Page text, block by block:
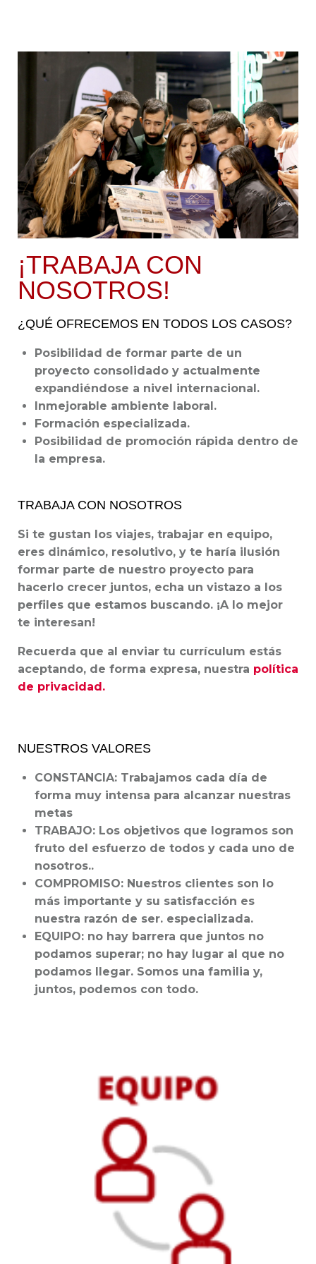
Trabaja con nosotros
¡TRABAJA CON
NOSOTROS!
¿QUÉ OFRECEMOS EN TODOS LOS CASOS?
Posibilidad de formar parte de un
proyecto consolidado y actualmente
expandiéndose a nivel internacional.
Inmejorable ambiente laboral.
Formación especializada.
Posibilidad de promoción rápida dentro de
la empresa.
TRABAJA CON NOSOTROS
Si te gustan los viajes, trabajar en equipo,
eres dinámico, resolutivo, y te haría ilusión
formar parte de nuestro proyecto para
hacerlo crecer juntos, echa un vistazo a los
perfiles que estamos buscando. ¡A lo mejor
te interesan!
Recuerda que al enviar tu currículum estás
aceptando, de forma expresa, nuestra política
de privacidad.
NUESTROS VALORES
CONSTANCIA: Trabajamos cada día de
forma muy intensa para alcanzar nuestras
metas
TRABAJO: Los objetivos que logramos son
fruto del esfuerzo de todos y cada uno de
nosotros..
COMPROMISO: Nuestros clientes son lo
más importante y su satisfacción es
nuestra razón de ser. especializada.
EQUIPO: no hay barrera que juntos no
podamos superar; no hay lugar al que no
podamos llegar. Somos una familia y,
juntos, podemos con todo.